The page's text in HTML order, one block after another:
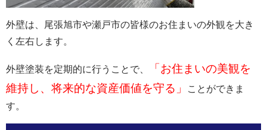
外壁は、尾張旭市や瀬戸市の皆様のお住まいの外観を大き
く左右します。
外壁塗装を定期的に行うことで、
「お住まいの美観を
維持し、将来的な資産価値を守る」
ことができま
す。